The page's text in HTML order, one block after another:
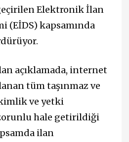
Elektronik İlan
(EİDS) kapsamında
açıklamada, internet
tüm taşınmaz ve
ve yetki
hale getirildiği
ilan